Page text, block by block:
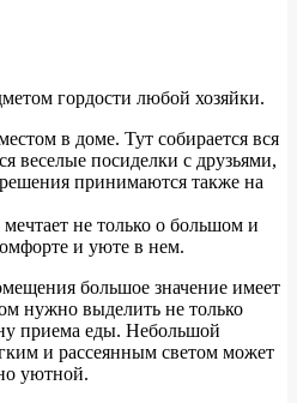
гордости любой хозяйки.
в доме. Тут собирается вся
веселые посиделки с друзьями,
принимаются также на
не только о большом и
и уюте в нем.
большое значение имеет
нужно выделить не только
приема еды. Небольшой
и рассеянным светом может
уютной.